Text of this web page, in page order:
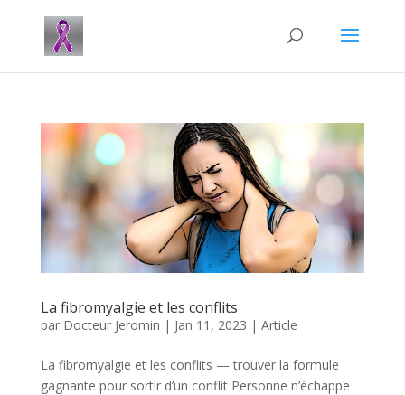
La fibromyalgie et les conflits
par Docteur Jeromin | Jan 11, 2023 | Article
La fibromyalgie et les conflits — trouver la formule
gagnante pour sortir d’un conflit Personne n’échappe